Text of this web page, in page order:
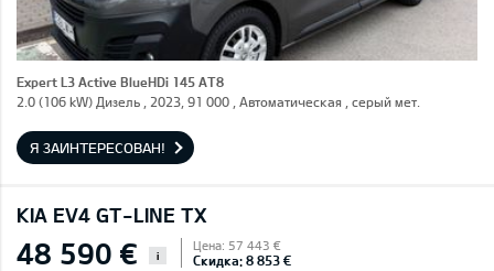
Expert L3 Active BlueHDi 145 AT8
2.0 (106 kW) Дизель , 2023, 91 000 , Автоматическая , серый мет.
Я ЗАИНТЕРЕСОВАН!
KIA EV4 GT-LINE TX
48 590 € i
Цена: 57 443 €
Скидка: 8 853 €